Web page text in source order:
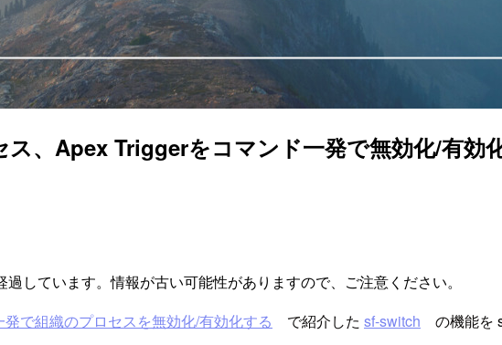
、Apex Triggerをコマンド一発で無効化/有効
しています。情報が古い可能性がありますので、ご注意ください。
で組織のプロセスを無効化/有効化する で紹介した sf-switch の機能を